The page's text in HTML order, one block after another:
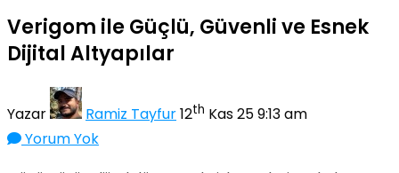
Verigom ile Güçlü, Güvenli ve Esnek
Dijital Altyapılar
Yazar Ramiz Tayfur12th Kas 25 9:13 am
Yorum Yok